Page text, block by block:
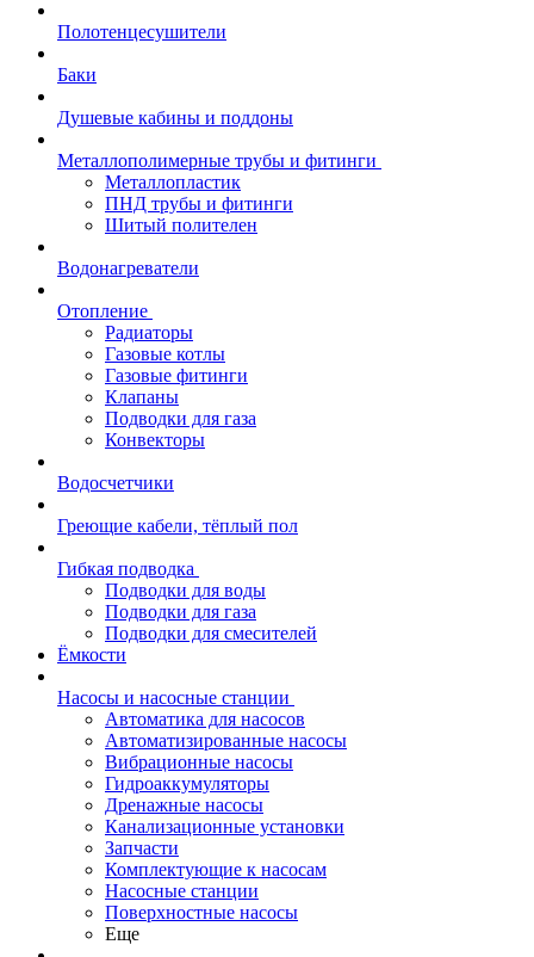
Полотенцесушители
Баки
Душевые кабины и поддоны
Металлополимерные трубы и фитинги
Металлопластик
ПНД трубы и фитинги
Шитый полителен
Водонагреватели
Отопление
Радиаторы
Газовые котлы
Газовые фитинги
Клапаны
Подводки для газа
Конвекторы
Водосчетчики
Греющие кабели, тёплый пол
Гибкая подводка
Подводки для воды
Подводки для газа
Подводки для смесителей
Ёмкости
Насосы и насосные станции
Автоматика для насосов
Автоматизированные насосы
Вибрационные насосы
Гидроаккумуляторы
Дренажные насосы
Канализационные установки
Запчасти
Комплектующие к насосам
Насосные станции
Поверхностные насосы
Еще